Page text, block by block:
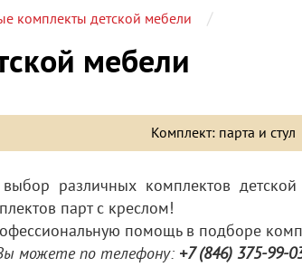
комплекты детской мебели
мебели
Комплект: парта и стул
различных комплектов
парт с креслом!
помощь в подборе
можете по телефону: +7 (846) 375-99-